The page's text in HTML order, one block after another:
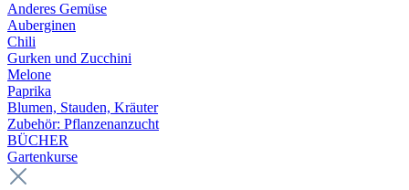
Anderes Gemüse
Auberginen
Chili
Gurken und Zucchini
Melone
Paprika
Blumen, Stauden, Kräuter
Zubehör: Pflanzenanzucht
BÜCHER
Gartenkurse